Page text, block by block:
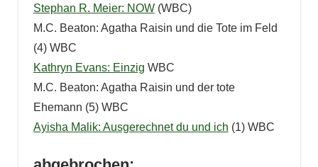
Stephan R. Meier: NOW(WBC)
M.C. Beaton: Agatha Raisin und die Tote im Feld
(4) WBC
Kathryn Evans: Einzig WBC
M.C. Beaton: Agatha Raisin und der tote
Ehemann (5) WBC
Ayisha Malik: Ausgerechnet du und ich (1) WBC